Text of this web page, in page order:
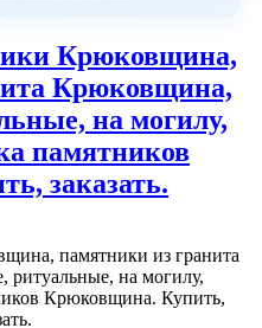
Крюковщина,
Крюковщина,
на могилу,
памятников
заказать.
памятники из гранита
на могилу,
Крюковщина. Купить,